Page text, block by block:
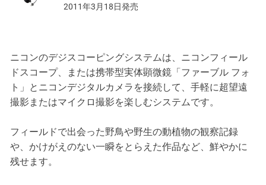
2011年3月18日発売
ニコンのデジスコーピングシステムは、ニコンフィール
ドスコープ、または携帯型実体顕微鏡「ファーブル フォ
ト」とニコンデジタルカメラを接続して、手軽に超望遠
撮影またはマイクロ撮影を楽しむシステムです。
フィールドで出会った野鳥や野生の動植物の観察記録
や、かけがえのない一瞬をとらえた作品など、鮮やかに
残せます。